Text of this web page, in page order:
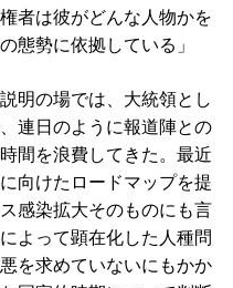
者は彼がどんな人物かを
態勢に依拠している」
明の場では、大統領とし
連日のように報道陣との
間を浪費してきた。最近
向けたロードマップを提
感染拡大そのものにも言
よって顕在化した人種問
を求めていないにもかか